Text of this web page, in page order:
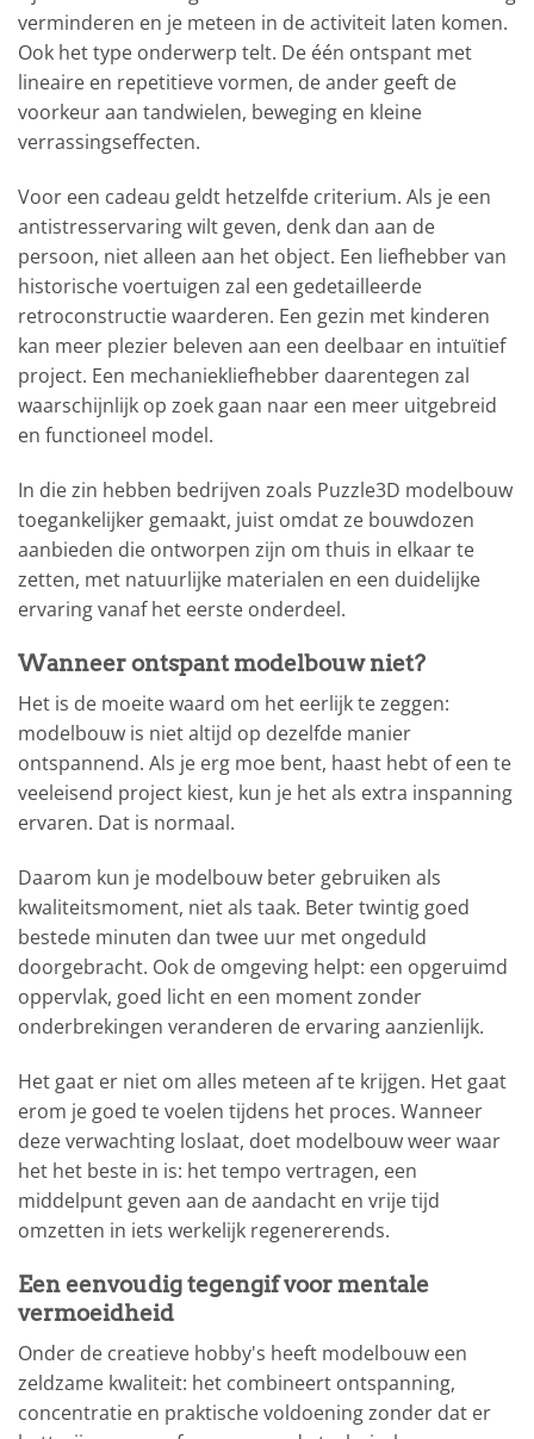
verminderen en je meteen in de activiteit laten komen.
Ook het type onderwerp telt. De één ontspant met
lineaire en repetitieve vormen, de ander geeft de
voorkeur aan tandwielen, beweging en kleine
verrassingseffecten.
Voor een cadeau geldt hetzelfde criterium. Als je een
antistresservaring wilt geven, denk dan aan de
persoon, niet alleen aan het object. Een liefhebber van
historische voertuigen zal een gedetailleerde
retroconstructie waarderen. Een gezin met kinderen
kan meer plezier beleven aan een deelbaar en intuïtief
project. Een mechaniekliefhebber daarentegen zal
waarschijnlijk op zoek gaan naar een meer uitgebreid
en functioneel model.
In die zin hebben bedrijven zoals Puzzle3D modelbouw
toegankelijker gemaakt, juist omdat ze bouwdozen
aanbieden die ontworpen zijn om thuis in elkaar te
zetten, met natuurlijke materialen en een duidelijke
ervaring vanaf het eerste onderdeel.
Wanneer ontspant modelbouw niet?
Het is de moeite waard om het eerlijk te zeggen:
modelbouw is niet altijd op dezelfde manier
ontspannend. Als je erg moe bent, haast hebt of een te
veeleisend project kiest, kun je het als extra inspanning
ervaren. Dat is normaal.
Daarom kun je modelbouw beter gebruiken als
kwaliteitsmoment, niet als taak. Beter twintig goed
bestede minuten dan twee uur met ongeduld
doorgebracht. Ook de omgeving helpt: een opgeruimd
oppervlak, goed licht en een moment zonder
onderbrekingen veranderen de ervaring aanzienlijk.
Het gaat er niet om alles meteen af te krijgen. Het gaat
erom je goed te voelen tijdens het proces. Wanneer
deze verwachting loslaat, doet modelbouw weer waar
het het beste in is: het tempo vertragen, een
middelpunt geven aan de aandacht en vrije tijd
omzetten in iets werkelijk regenererends.
Een eenvoudig tegengif voor mentale
vermoeidheid
Onder de creatieve hobby's heeft modelbouw een
zeldzame kwaliteit: het combineert ontspanning,
concentratie en praktische voldoening zonder dat er